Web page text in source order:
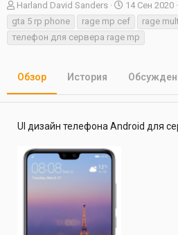
А
в
т
о
Harland David Sanders
Д
а
т
а
з
а
и
14 Сен 2020
gta 5 rp phone
rage mp cef
rage
телефон для сервера rage mp
Обзор История
UI дизайн телефона Android для